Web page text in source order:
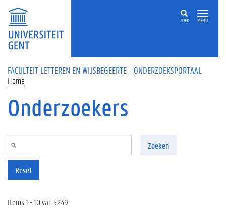
Overslaan en naar de inhoud gaan
ZOEK MENU
FACULTEIT LETTEREN EN WIJSBEGEERTE - ONDERZOEKSPORTAAL
Home
Onderzoekers
Zoeken
Reset
Items 1 - 10 van 5249